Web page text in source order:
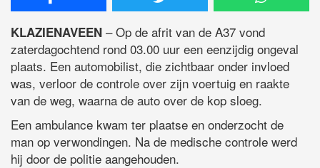
KLAZIENAVEEN – Op de afrit van de A37 vond
zaterdagochtend rond 03.00 uur een eenzijdig ongeval
plaats. Een automobilist, die zichtbaar onder invloed
was, verloor de controle over zijn voertuig en raakte
van de weg, waarna de auto over de kop sloeg.
Een ambulance kwam ter plaatse en onderzocht de
man op verwondingen. Na de medische controle werd
hij door de politie aangehouden.